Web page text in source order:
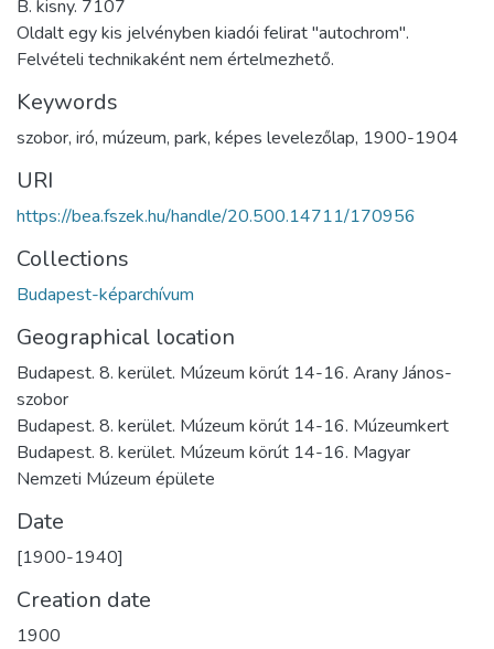
B. kisny. 7107
Oldalt egy kis jelvényben kiadói felirat "autochrom".
Felvételi technikaként nem értelmezhető.
Keywords
szobor, iró, múzeum, park, képes levelezőlap, 1900-1904
URI
https://bea.fszek.hu/handle/20.500.14711/170956
Collections
Budapest-képarchívum
Geographical location
Budapest. 8. kerület. Múzeum körút 14-16. Arany János-
szobor
Budapest. 8. kerület. Múzeum körút 14-16. Múzeumkert
Budapest. 8. kerület. Múzeum körút 14-16. Magyar
Nemzeti Múzeum épülete
Date
[1900-1940]
Creation date
1900